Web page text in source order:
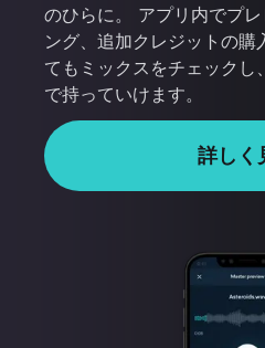
のひらに。 アプリ内でプ
ング、追加クレジットの購
てもミックスをチェックし
で持っていけます。
詳しく